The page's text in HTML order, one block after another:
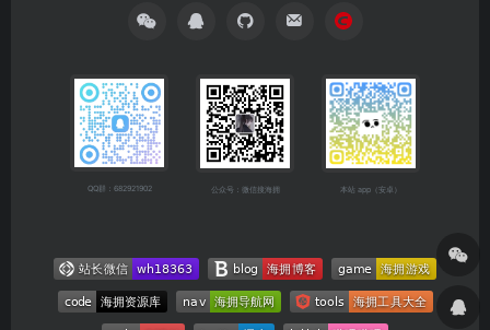
QQ群：682921902 公众号：微信搜海拥 本站 app（安卓）